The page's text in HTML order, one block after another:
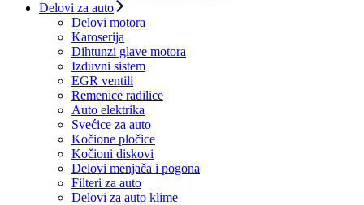
Delovi za auto
Delovi motora
Karoserija
Dihtunzi glave motora
Izduvni sistem
EGR ventili
Remenice radilice
Auto elektrika
Svećice za auto
Kočione pločice
Kočioni diskovi
Delovi menjača i pogona
Filteri za auto
Delovi za auto klime